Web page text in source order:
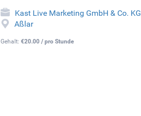
Kast Live Marketing GmbH & Co. KG
Aßlar
Gehalt: €20.00 / pro Stunde